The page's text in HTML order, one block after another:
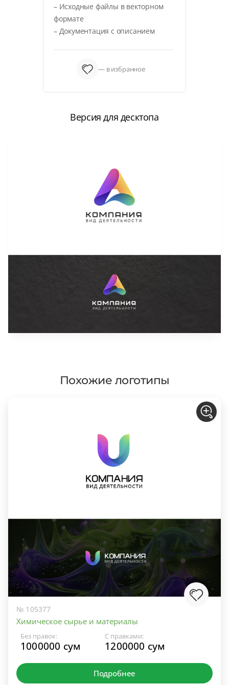
– Исходные файлы в векторном
формате
– Документация с описанием
— в избранное
Версия для десктопа
Похожие логотипы
№ 105377
Химическое сырье и материалы
Без правок:
1000000 сум
С правками:
1200000 сум
Подробнее